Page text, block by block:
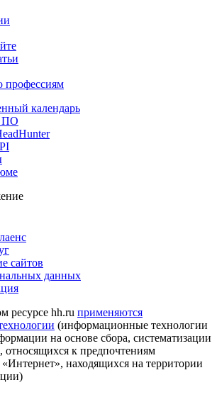
профессиям
календарь
ПО
сайтов
данных
ресурсе hh.ru применяются
(информационные технологии
на основе сбора, систематизации
относящихся к предпочтениям
«Интернет», находящихся на территории